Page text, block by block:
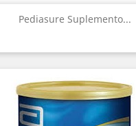
Pediasure Suplemento...